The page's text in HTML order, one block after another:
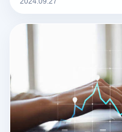
和扩展。设置完成后，用
身，实现多任务处理。通